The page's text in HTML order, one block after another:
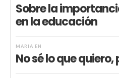
Sobre la
en la educación
MARIA EN
No sé lo que